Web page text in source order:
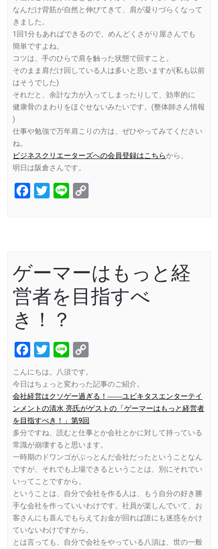
なんだけ背筋が自然と伸びてきて、肩が凝りづらくなって
きました。
1回1分もあればできるので、めんどくさがり屋さんでも
簡単ですよね。
コツは、手のひらで肩を触った状態で回すこと。
そのまま肩だけ回している人は多いと思いますが(私も以前
はそうでした)
それだと、余計な力が入ってしまったりして、効率的に
健康骨のまわりをほぐせないみたいです。(整体師さん情報
)
仕事や勉強で万年肩こりの方は、ぜひやってみてください
ね。
ビジネスクリエーターズへの会員登録はこちらから。
明日は阪倉さんです。
Facebook
Twitter
Line
ゲーマーはもっと経
営者を目指すべ
き！？
Facebook
Twitter
Line
こんにちは。八須です。
今日はちょっと変わった記事のご紹介。
会社経営はクソゲー過ぎる！――ユビキタスエンターテイ
ンメントの清水 亮氏がゲストの「ゲーマーはもっと経営者
を目指すべき！」第9回
多分ですね、読むと仕事とか会社とかに対して持っている
常識が崩壊すると思います。
一時期のドワンゴがぶっとんだ会社だったということなん
ですが、それでも上場できるということは、別にそれでい
いってことですから。
ということは、自分で会社を作る人は、もう自分の好き勝
手な会社を作っていいわけです。社員が楽しんでいて、お
客さんにも喜んでもらえてお金が回れば誰にも迷惑をかけ
ていないわけですから。
とは言っても、自分で会社をやっている八須は、世の一般